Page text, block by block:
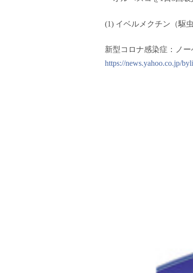
(1) イベルメクチン（駆
新型コロナ感染症：ノ
https://news.yahoo.co.jp/